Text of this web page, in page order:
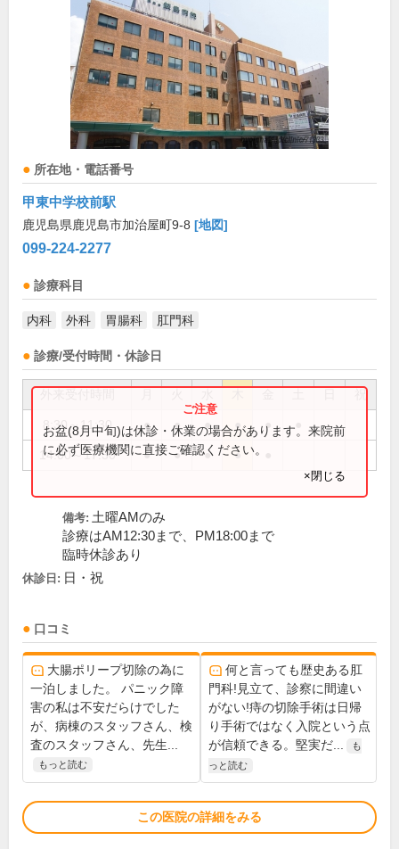
所在地・電話番号
甲東中学校前駅
鹿児島県鹿児島市加治屋町9-8 [地図]
099-224-2277
診療科目
内科 外科 胃腸科 肛門科
診療/受付時間・休診日
祝
8:30～11:30 ● ● ● ● ●
14:00～17:30 ● ● ● ●
お盆(8月中旬)は休診・休業の場合があります。来院前
に必ず医療機関に直接ご確認ください。
×閉じる
備考: 土曜AMのみ
診療はAM12:30まで、PM18:00まで
臨時休診あり
休診日: 日・祝
口コミ
大腸ポリープ切除の為に
一泊しました。 パニック障
害の私は不安だらけでした
が、病棟のスタッフさん、検
査のスタッフさん、先生...
もっと読む
何と言っても歴史ある肛
門科!見立て、診察に間違い
がない!痔の切除手術は日帰
り手術ではなく入院という点
が信頼できる。堅実だ...
も
っと読む
この医院の詳細をみる